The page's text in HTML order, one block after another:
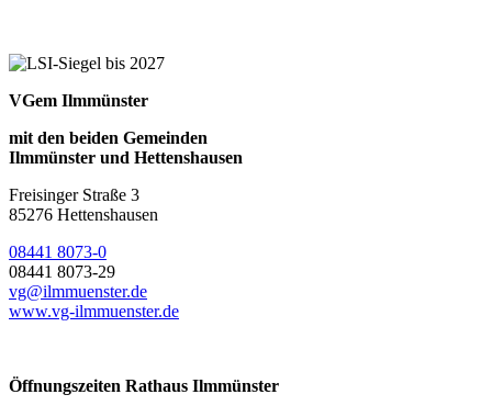
VGem Ilmmünster
mit den beiden Gemeinden
Ilmmünster und Hettenshausen
Freisinger Straße 3
85276 Hettenshausen
08441 8073-0
08441 8073-29
vg@ilmmuenster.de
www.vg-ilmmuenster.de
Öffnungszeiten Rathaus Ilmmünster